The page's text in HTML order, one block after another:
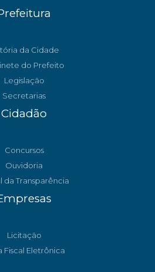
da Cidade
do Prefeito
Legislação
Secretarias
Cidadão
Concursos
Ouvidoria
da Transparência
Licitação
Fiscal Eletrônica